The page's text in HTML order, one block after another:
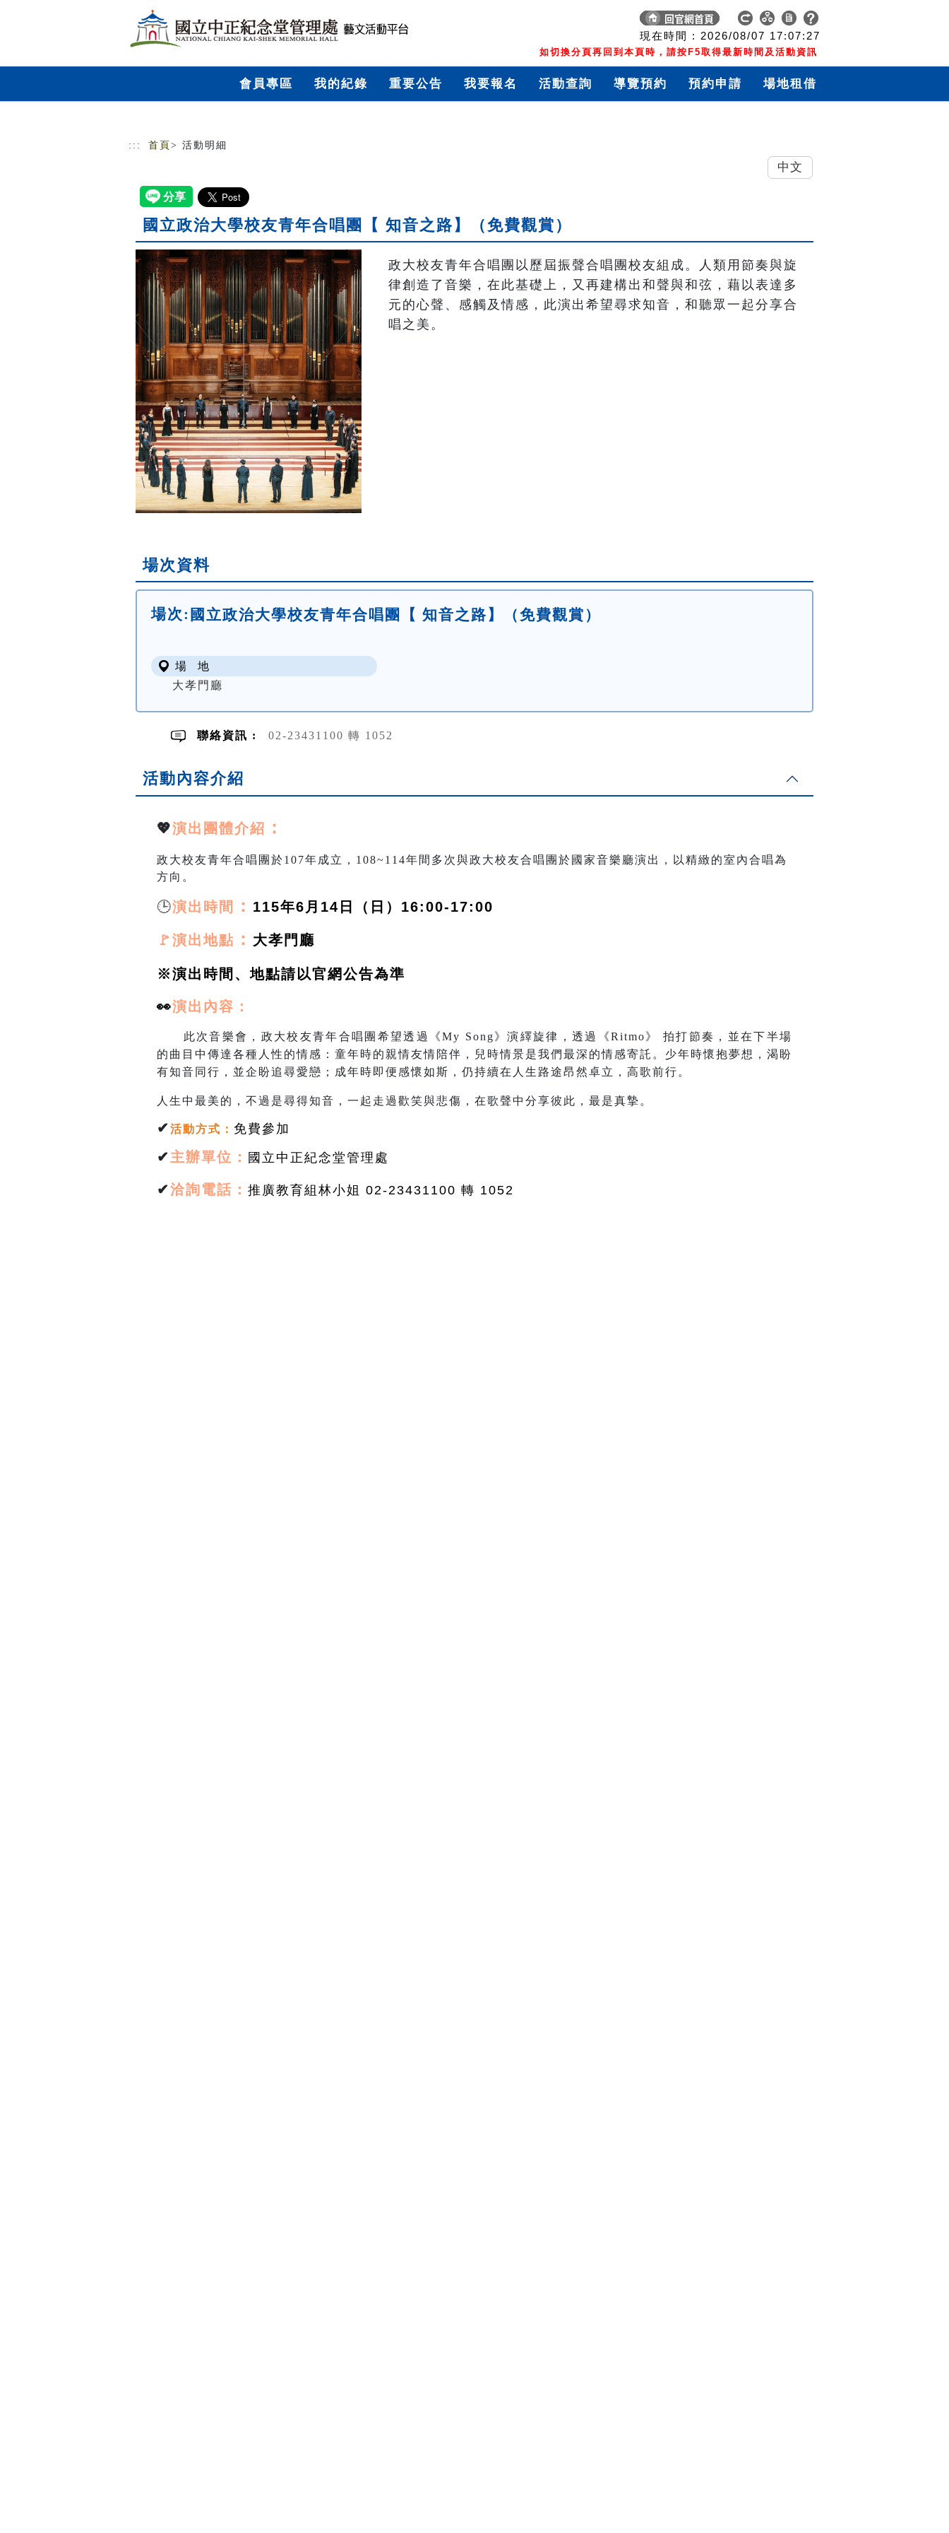
現在時間 : 2026/08/07 17:07:28
如切換分頁再回到本頁時，請按F5取得最新時間及活動資訊
會員專區 我的紀錄 重要公告 我要報名 活動查詢 導覽預約 預約申請 場地租借
::: 首頁 > 活動明細
國立政治大學校友青年合唱團【 知音之路】（免費觀賞）
政大校友青年合唱團以歷屆振聲合唱團校友組成。人類用節奏與旋
律創造了音樂，在此基礎上，又再建構出和聲與和弦，藉以表達多
元的心聲、感觸及情感，此演出希望尋求知音，和聽眾一起分享合
唱之美。
場次資料
場次: 國立政治大學校友青年合唱團【 知音之路】（免費觀賞）
場 地
大孝門廳
聯絡資訊 : 02-23431100 轉 1052
活動內容介紹
💖演出團體介紹 ：
政大校友青年合唱團於107年成立，108~114年間多次與政大校友合唱團於國家音樂廳演出，以精緻的室內合唱為
方向。
🕒演出時間 ： 115年6月14日（日）16:00-17:00
🚩演出地點 ： 大孝門廳
※演出時間、地點請以官網公告為準
👀演出 內容：
此次音樂會，政大校友青年合唱團希望透過《My Song》演繹旋律，透過《Ritmo》 拍打節奏，並在下半場
的曲目中傳達各種人性的情感：童年時的親情友情陪伴，兒時情景是我們最深的情感寄託。少年時懷抱夢想，渴盼
有知音同行，並企盼追尋愛戀；成年時即便感懷如斯，仍持續在人生路途昂然卓立，高歌前行。
人生中最美的，不過是尋得知音，一起走過歡笑與悲傷，在歌聲中分享彼此，最是真摯。
✔活動方式 ： 免費參加
✔主辦單位： 國立中正紀念堂管理處
✔洽詢電話： 推廣教育組林小姐 02-23431100 轉 1052